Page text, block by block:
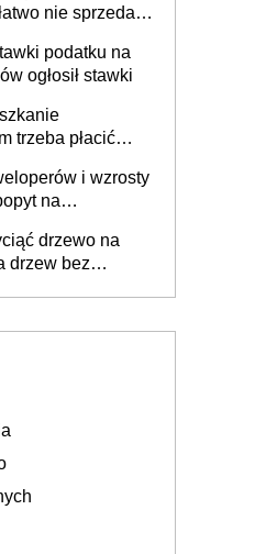
nie sprzedaż
podatku na
ogłosił stawki
trzeba płacić
i wzrosty
na
drzewo na
drzew bez